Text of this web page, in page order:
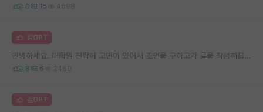
0 15 4698
김GPT
안녕하세요. 대학원 진학에 고민이 있어서 조언을 구하고자 글을 작성해봅니다.
8 6 2469
김GPT